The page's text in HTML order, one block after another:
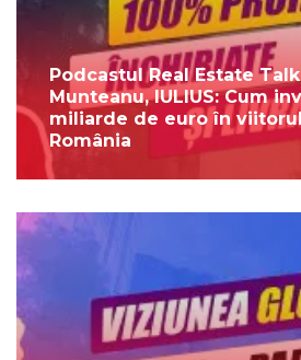
Podcastul Real Estate
Munteanu, IULIUS: Cum
miliarde de euro în
România